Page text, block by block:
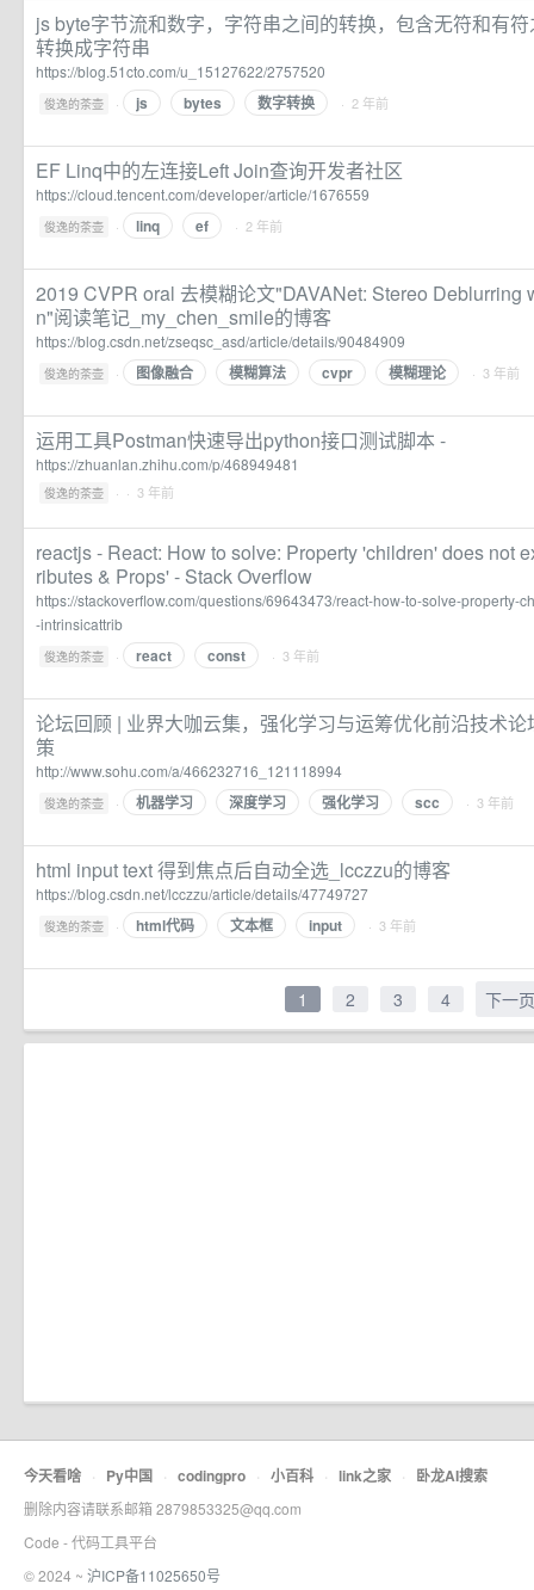
js byte字节流和数字，字符串之间的转换，包含无符和有
转换成字符串
https://blog.51cto.com/u_15127622/2757520
俊逸的茶壶 · js bytes 数字转换 · 2 年前
EF Linq中的左连接Left Join查询开发者社区
https://cloud.tencent.com/developer/article/1676559
俊逸的茶壶 · linq ef · 2 年前
2019 CVPR oral 去模糊论文"DAVANet: Stereo Deblurring
n"阅读笔记_my_chen_smile的博客
https://blog.csdn.net/zseqsc_asd/article/details/90484909
俊逸的茶壶 · 图像融合 模糊算法 cvpr 模糊理论 · 3 年前
运用工具Postman快速导出python接口测试脚本 -
https://zhuanlan.zhihu.com/p/468949481
俊逸的茶壶 · · 3 年前
reactjs - React: How to solve: Property 'children' does not
ributes & Props' - Stack Overflow
https://stackoverflow.com/questions/69643473/react-how-to-solve-property-
-intrinsicattrib
俊逸的茶壶 · react const · 3 年前
论坛回顾 | 业界大咖云集，强化学习与运筹优化前沿技术
策
http://www.sohu.com/a/466232716_121118994
俊逸的茶壶 · 机器学习 深度学习 强化学习 scc · 3 年前
html input text 得到焦点后自动全选_lcczzu的博客
https://blog.csdn.net/lcczzu/article/details/47749727
俊逸的茶壶 · html代码 文本框 input · 3 年前
1 2 3 4 下一页
今天看啥 · Py中国 · codingpro · 小百科 · link之家 · 卧龙AI搜索
删除内容请联系邮箱 2879853325@qq.com
Code - 代码工具平台
© 2024 ~ 沪ICP备11025650号